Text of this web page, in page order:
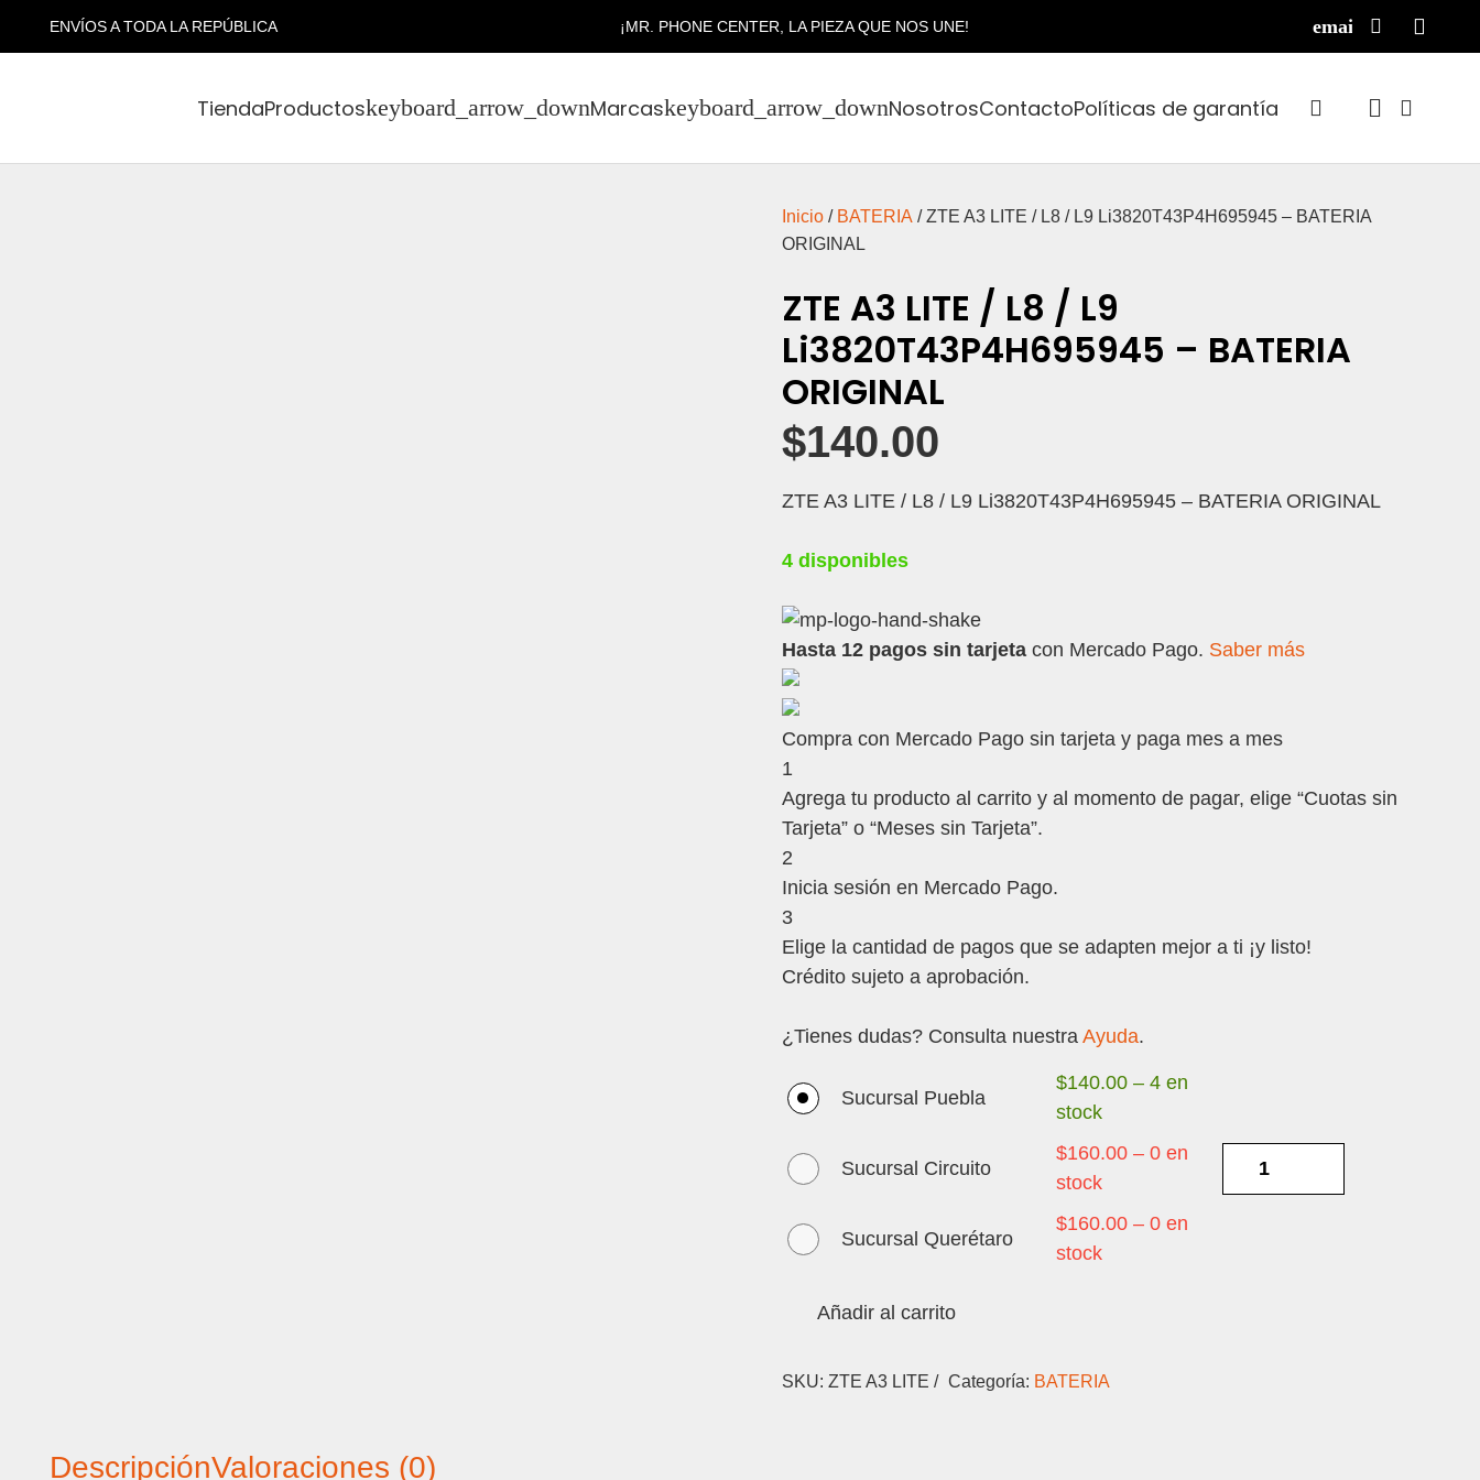
ENVÍOS A TODA LA REPÚBLICA ¡MR. PHONE CENTER, LA PIEZA QUE NOS UNE!
TiendaProductos Marcas NosotrosContactoPolíticas de garantía
Inicio/ BATERIA / ZTE A3 LITE / L8 / L9 Li3820T43P4H695945 – BATERIA
ORIGINAL
ZTE A3 LITE / L8 / L9
Li3820T43P4H695945 – BATERIA
ORIGINAL
$140.00
ZTE A3 LITE / L8 / L9 Li3820T43P4H695945 – BATERIA ORIGINAL
4 disponibles
Hasta 12 pagos sin tarjetacon Mercado Pago. Saber más
Compra con Mercado Pago sin tarjeta y paga mes a mes
1
Agrega tu producto al carrito y al momento de pagar, elige “Cuotas sin
Tarjeta” o “Meses sin Tarjeta”.
2
Inicia sesión en Mercado Pago.
3
Elige la cantidad de pagos que se adapten mejor a ti ¡y listo!
Crédito sujeto a aprobación.
¿Tienes dudas? Consulta nuestra Ayuda.
Sucursal Puebla
$140.00– 4 en
stock
Sucursal Circuito
$160.00– 0 en
stock
Sucursal Querétaro
$160.00– 0 en
stock
Añadir al carrito
SKU: ZTE A3 LITE / Categoría: BATERIA
DescripciónValoraciones (0)